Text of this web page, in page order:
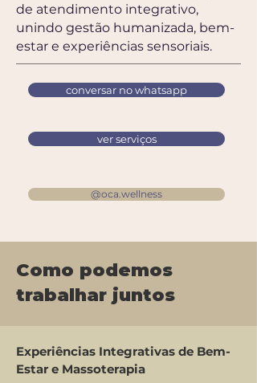
de atendimento integrativo,
unindo gestão humanizada, bem-
estar e experiências sensoriais.
conversar no whatsapp
ver serviços
@oca.wellness
Como podemos
trabalhar juntos
Experiências Integrativas de Bem-
Estar e Massoterapia